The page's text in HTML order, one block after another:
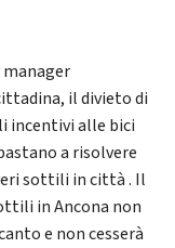
il divieto di
incentivi alle bici
a risolvere
sottili in città . Il
in Ancona non
e non cesserà